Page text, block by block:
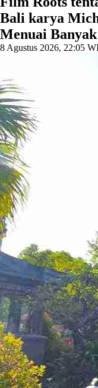
Bali karya
Menuai
8 Agustus 2026, 22:05